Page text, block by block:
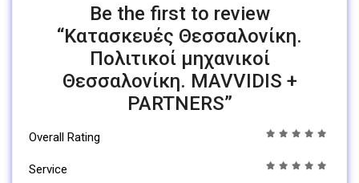
Be the first to review
“Κατασκευές Θεσσαλονίκη.
Πολιτικοί μηχανικοί
Θεσσαλονίκη. MAVVIDIS +
PARTNERS”
Overall Rating
Service